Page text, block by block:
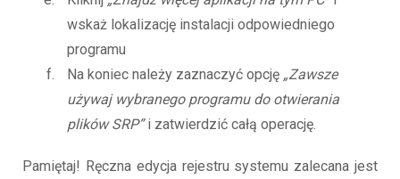
wskaż lokalizację instalacji odpowiedniego
programu
Na koniec należy zaznaczyć opcję „Zawsze
używaj wybranego programu do otwierania
plików SRP”i zatwierdzić całą operację.
Pamiętaj! Ręczna edycja rejestru systemu zalecana jest